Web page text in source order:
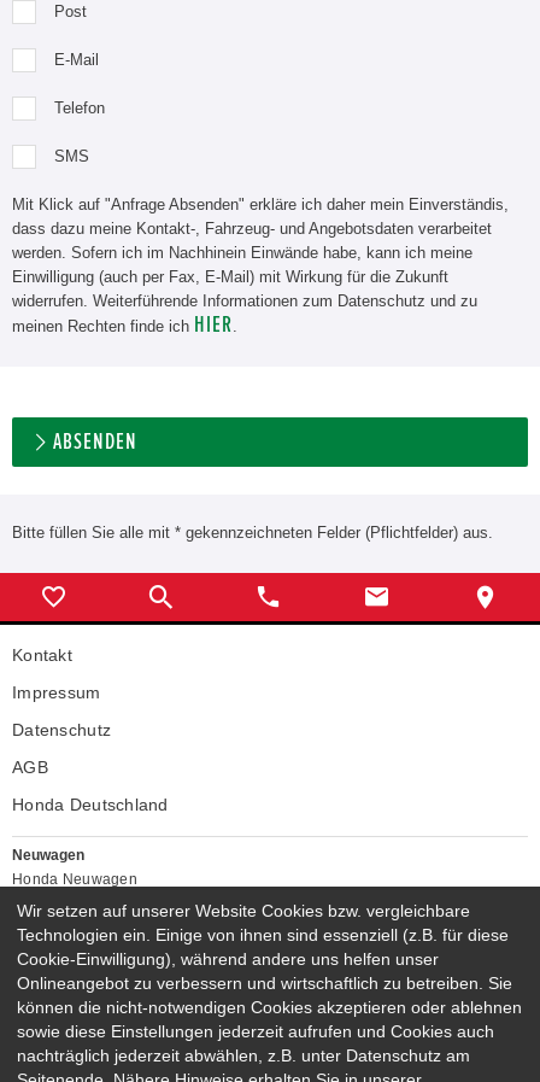
Post
E-Mail
Telefon
SMS
Mit Klick auf "Anfrage Absenden" erkläre ich daher mein Einverständis,
dass dazu meine Kontakt-, Fahrzeug- und Angebotsdaten verarbeitet
werden. Sofern ich im Nachhinein Einwände habe, kann ich meine
Einwilligung (auch per Fax, E-Mail) mit Wirkung für die Zukunft
widerrufen. Weiterführende Informationen zum Datenschutz und zu
meinen Rechten finde ich HIER.
ABSENDEN
Bitte füllen Sie alle mit * gekennzeichneten Felder (Pflichtfelder) aus.
Kontakt
Impressum
Datenschutz
AGB
Honda Deutschland
Neuwagen
Honda Neuwagen
Gebrauchtwagen
Honda Gebrauchtwagen
Honda Vorführwagen
Gesamtbestand
NEUWAGENMODELLE
HONDA NSX
HONDA JAZZ E:HEV
Wir setzen auf unserer Website Cookies bzw. vergleichbare
Technologien ein. Einige von ihnen sind essenziell (z.B. für diese
Cookie-Einwilligung), während andere uns helfen unser
Onlineangebot zu verbessern und wirtschaftlich zu betreiben. Sie
können die nicht-notwendigen Cookies akzeptieren oder ablehnen
sowie diese Einstellungen jederzeit aufrufen und Cookies auch
nachträglich jederzeit abwählen, z.B. unter Datenschutz am